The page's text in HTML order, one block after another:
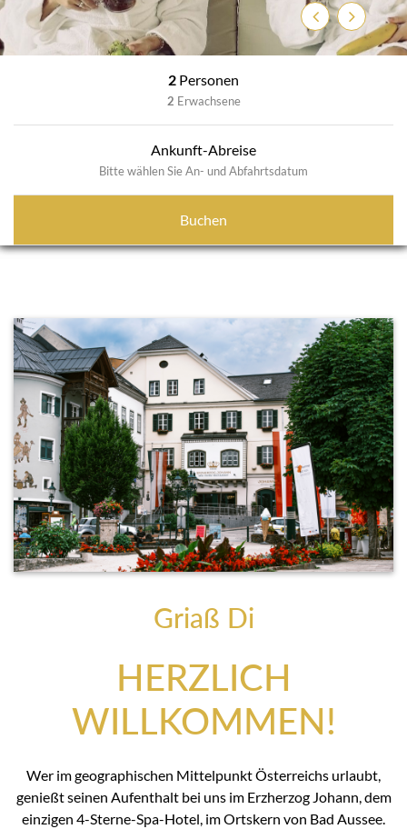
ZurückWeiter
2 Personen
2 Erwachsene
Ankunft-Abreise
Bitte wählen Sie An- und Abfahrtsdatum
Buchen
Griaß Di
HERZLICH
WILLKOMMEN!
Wer im geographischen Mittelpunkt Österreichs urlaubt,
genießt seinen Aufenthalt bei uns im Erzherzog Johann, dem
einzigen 4-Sterne-Spa-Hotel, im Ortskern von Bad Aussee.